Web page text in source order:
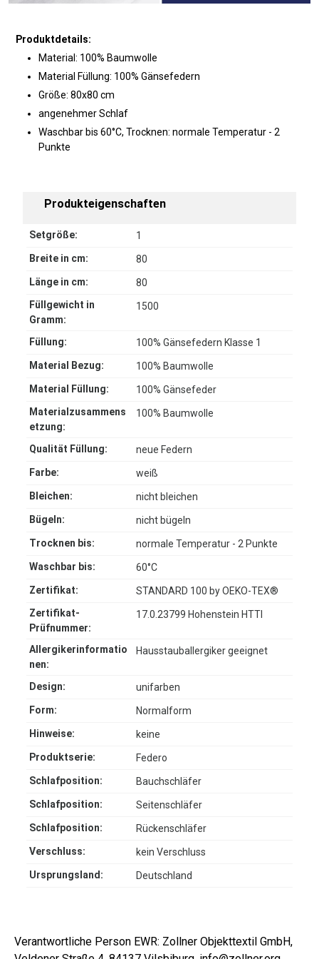
Produktdetails:
Material: 100% Baumwolle
Material Füllung: 100% Gänsefedern
Größe: 80x80 cm
angenehmer Schlaf
Waschbar bis 60°C, Trocknen: normale Temperatur - 2
Punkte
Produkteigenschaften
Setgröße:
1
Breite in cm:
80
Länge in cm:
80
Füllgewicht in
Gramm:
1500
Füllung:
100% Gänsefedern Klasse 1
Material Bezug:
100% Baumwolle
Material Füllung:
100% Gänsefeder
Materialzusammens
etzung:
100% Baumwolle
Qualität Füllung:
neue Federn
Farbe:
weiß
Bleichen:
nicht bleichen
Bügeln:
nicht bügeln
Trocknen bis:
normale Temperatur - 2 Punkte
Waschbar bis:
60°C
Zertifikat:
STANDARD 100 by OEKO-TEX®
Zertifikat-
Prüfnummer:
17.0.23799 Hohenstein HTTI
Allergikerinformatio
nen:
Hausstauballergiker geeignet
Design:
unifarben
Form:
Normalform
Hinweise:
keine
Produktserie:
Federo
Schlafposition:
Bauchschläfer
Schlafposition:
Seitenschläfer
Schlafposition:
Rückenschläfer
Verschluss:
kein Verschluss
Ursprungsland:
Deutschland
Verantwortliche Person EWR: Zollner Objekttextil GmbH,